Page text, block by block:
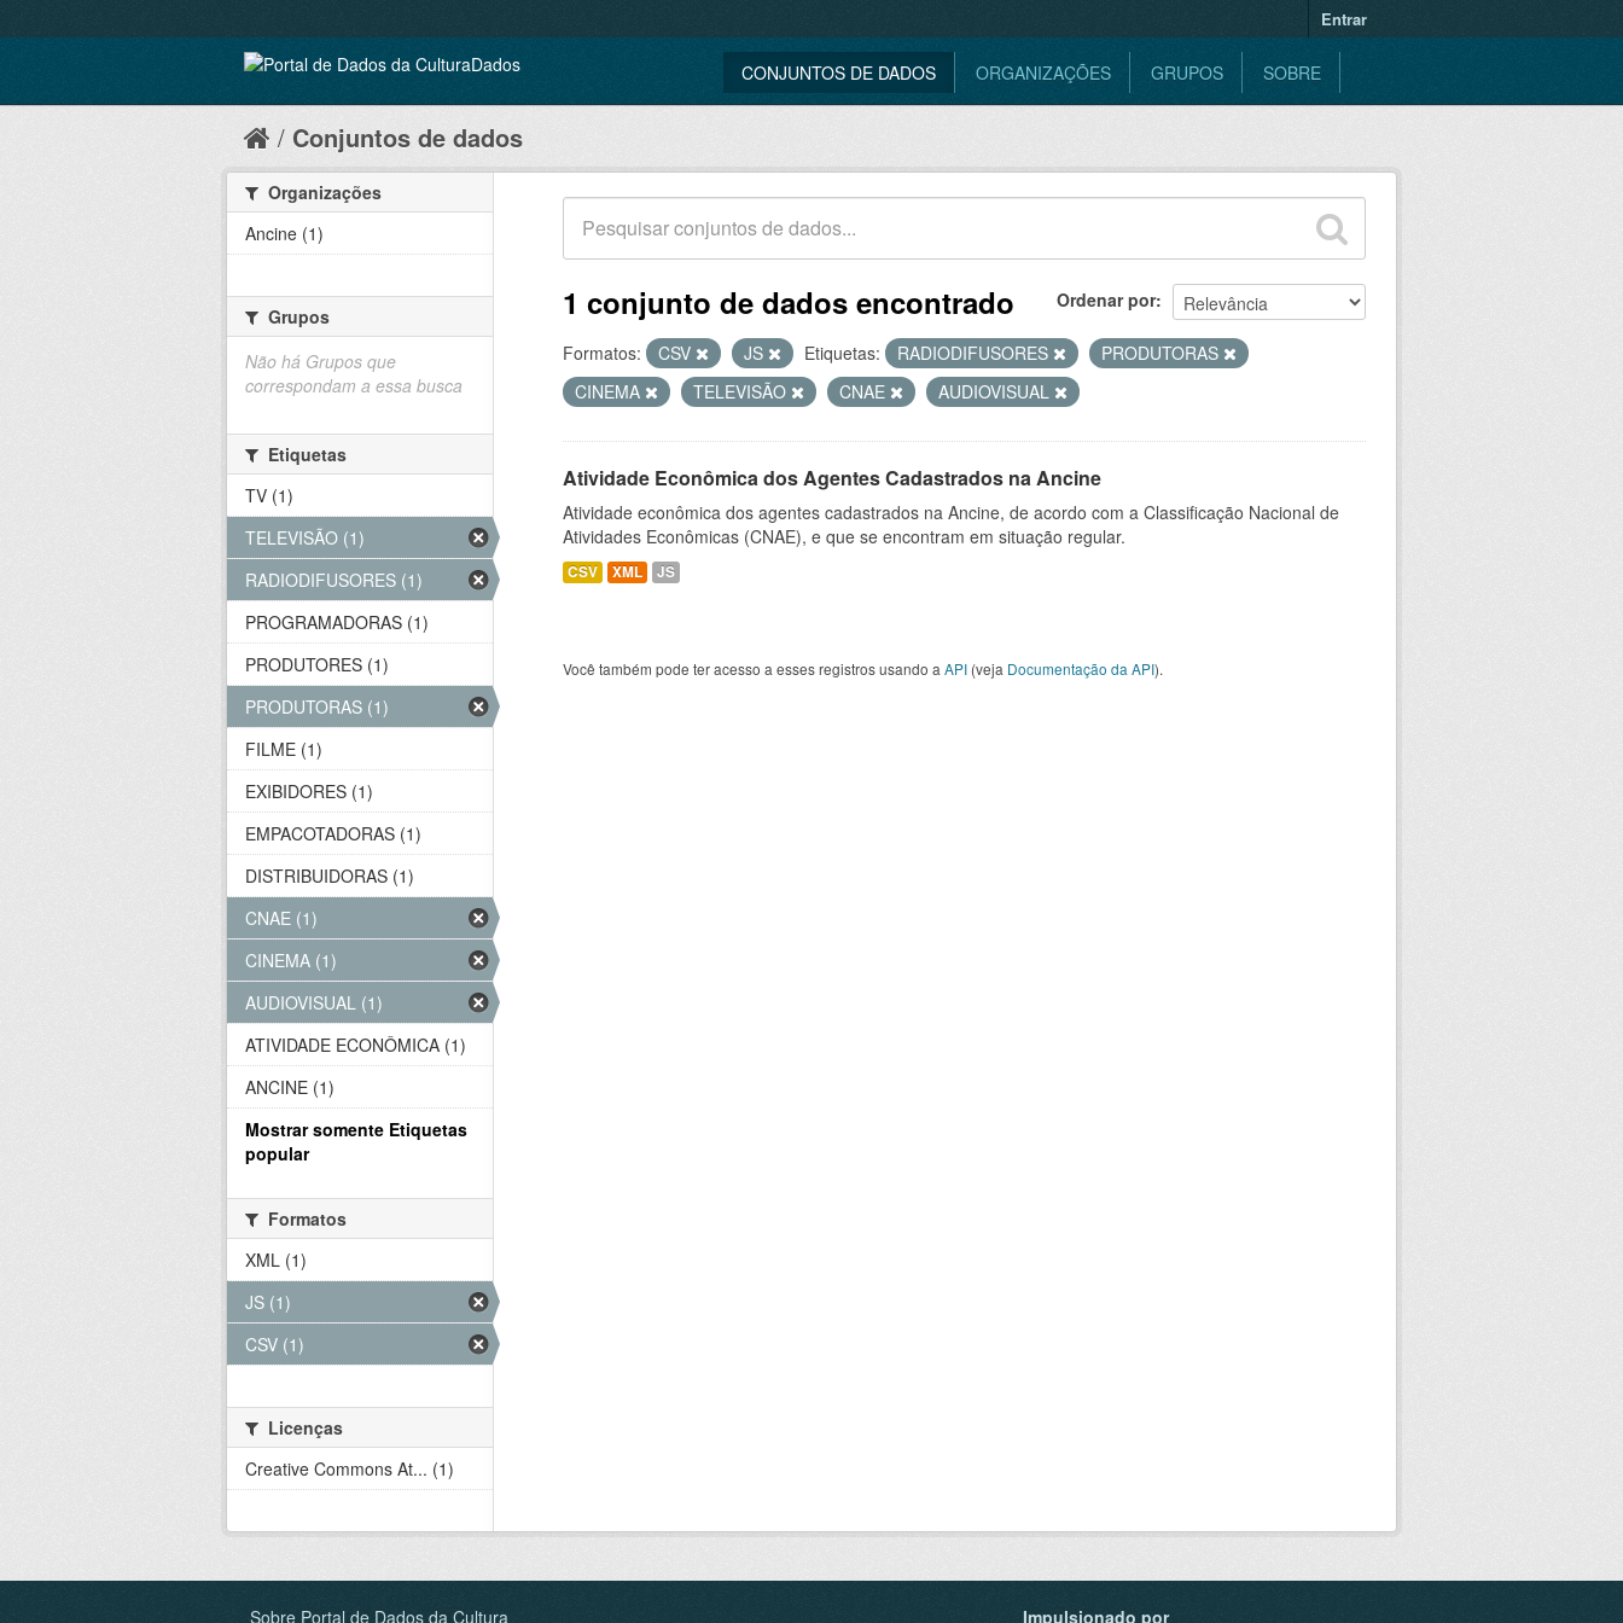
Entrar
CONJUNTOS DE DADOS ORGANIZAÇÕES GRUPOS SOBRE
Conjuntos de dados
Ordenar por
1 conjunto de dados encontrado
Formatos: CSV JS Etiquetas: RADIODIFUSORES
PRODUTORAS
CINEMA
TELEVISÃO CNAE AUDIOVISUAL
Atividade Econômica dos Agentes Cadastrados na Ancine
Atividade econômica dos agentes cadastrados na Ancine, de acordo com a Classificação Nacional de
Atividades Econômicas (CNAE), e que se encontram em situação regular.
CSV XML JS
Você também pode ter acesso a esses registros usando a API (veja Documentação da API).
Organizações
Ancine (1)
Grupos
Não há Grupos que
correspondam a essa busca
Etiquetas
TV (1)
TELEVISÃO (1)
RADIODIFUSORES (1)
PROGRAMADORAS (1)
PRODUTORES (1)
PRODUTORAS (1)
FILME (1)
EXIBIDORES (1)
EMPACOTADORAS (1)
DISTRIBUIDORAS (1)
CNAE (1)
CINEMA (1)
AUDIOVISUAL (1)
ATIVIDADE ECONÔMICA (1)
ANCINE (1)
Mostrar somente Etiquetas
popular
Formatos
XML (1)
JS (1)
CSV (1)
Licenças
Creative Commons At... (1)
Sobre Portal de Dados da Cultura Impulsionado por